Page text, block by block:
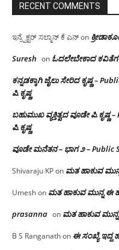
RECENT COMMENTS
ಇನ್ಸ್ಪೆಕ್ಟರ್ ಸಲ್ಮಾನ್ ಕೆ ಎನ್on
Suresh on ಓದಲೇಬೇಕಾದ‌
ಕನ್ನಡಕ್ಕಾಗಿ ಜೈಲು ಸೇರಿದ ಕೃಷ್ಣ –
ಪಿ.ಕೃಷ್ಣ
ಬಹುಮುಖ ವ್ಯಕ್ತಿತ್ವದ ವೂಡೇ ಪಿ.ಕೃಷ್ಣ
ಪಿ.ಕೃಷ್ಣ
ವೂಡೇ ಮನೆತನ – ಭಾಗ ೨ – Public
Shivaraju KPon ಮತ ಹಾಕುವ
Umeshon ಮತ ಹಾಕುವ ಮುನ್ನ
prasanna on ಮತ ಹಾಕುವ
B S Ranganathon ಈ ಸಂಖ್ಯೆ ಇದ್ದ